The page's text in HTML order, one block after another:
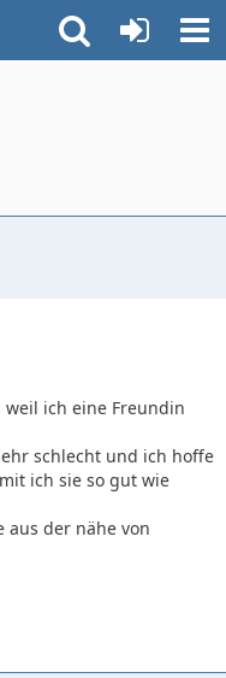
ich eine Freundin
schlecht und ich hoffe
ich sie so gut wie
aus der nähe von